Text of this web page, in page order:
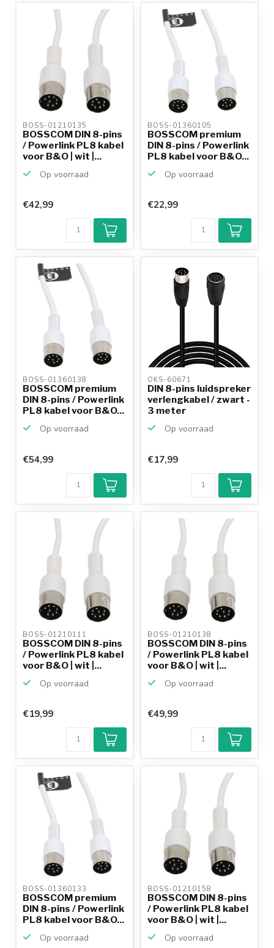
BOSS-01210135
BOSSCOM DIN 8-pins
/ Powerlink PL8 kabel
voor B&O | wit |...
Op voorraad
€42,99
BOSS-01360105
BOSSCOM premium
DIN 8-pins / Powerlink
PL8 kabel voor B&O...
Op voorraad
€22,99
BOSS-01360138
BOSSCOM premium
DIN 8-pins / Powerlink
PL8 kabel voor B&O...
Op voorraad
€54,99
OKS-60671
DIN 8-pins luidspreker
verlengkabel / zwart -
3 meter
Op voorraad
€17,99
BOSS-01210111
BOSSCOM DIN 8-pins
/ Powerlink PL8 kabel
voor B&O | wit |...
Op voorraad
€19,99
BOSS-01210138
BOSSCOM DIN 8-pins
/ Powerlink PL8 kabel
voor B&O | wit |...
Op voorraad
€49,99
BOSS-01360133
BOSSCOM premium
DIN 8-pins / Powerlink
PL8 kabel voor B&O...
Op voorraad
BOSS-01210158
BOSSCOM DIN 8-pins
/ Powerlink PL8 kabel
voor B&O | wit |...
Op voorraad